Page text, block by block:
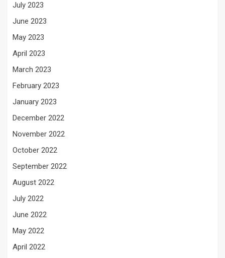
July 2023
June 2023
May 2023
April 2023
March 2023
February 2023
January 2023
December 2022
November 2022
October 2022
September 2022
August 2022
July 2022
June 2022
May 2022
April 2022